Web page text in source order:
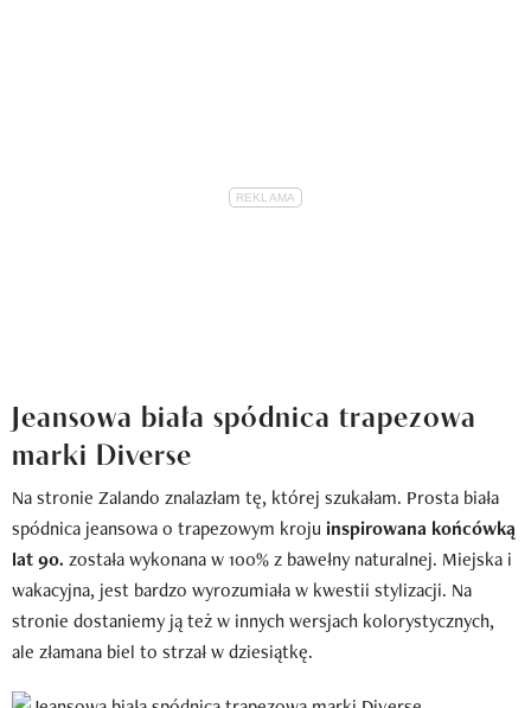
Jeansowa biała spódnica trapezowa
marki Diverse
Na stronie Zalando znalazłam tę, której szukałam. Prosta biała
spódnica jeansowa o trapezowym kroju inspirowana końcówką
lat 90. została wykonana w 100% z bawełny naturalnej. Miejska i
wakacyjna, jest bardzo wyrozumiała w kwestii stylizacji. Na
stronie dostaniemy ją też w innych wersjach kolorystycznych,
ale złamana biel to strzał w dziesiątkę.